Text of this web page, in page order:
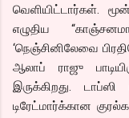
வெளியிட்டார்கள்.
எழுதிய
‘நெஞ்சினிலேவை
ஆலாப் ராஜு
இருக்கிறது.
டிரேட்மார்க்கான